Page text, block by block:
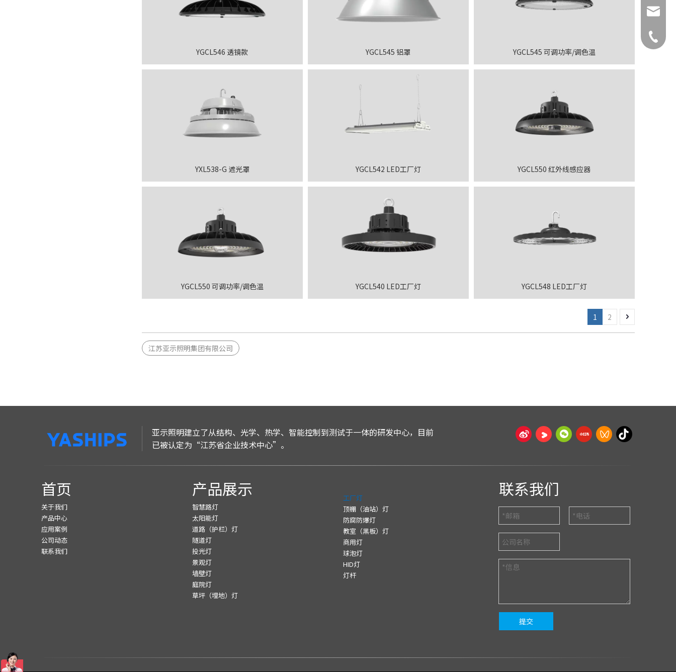
YGCL546 透镜款 YGCL545 铝罩 YGCL545 可调功率/调色温
YXL538-G 遮光罩 YGCL542 LED工厂灯 YGCL550 红外线感应器
YGCL550 可调功率/调色温 YGCL540 LED工厂灯 YGCL548 LED工厂灯
1 2
江苏亚示照明集团有限公司
+86-
亚示照明建立了从结构、光学、热学、智能控制到测试于一体的研发中心，目前
已被认定为“江苏省企业技术中心”。
首页
关于我们
产品中心
应用案例
公司动态
联系我们
产品展示
智慧路灯
太阳能灯
道路（护栏）灯
隧道灯
投光灯
景观灯
墙壁灯
庭院灯
草坪（埋地）灯
工厂灯
顶棚（油站）灯
防腐防爆灯
教室（黑板）灯
商用灯
球泡灯
HID灯
灯杆
联系我们
提交